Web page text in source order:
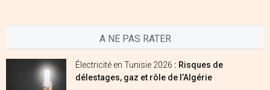
A NE PAS RATER
Électricité en Tunisie 2026 : Risques de
délestages, gaz et rôle de l’Algérie